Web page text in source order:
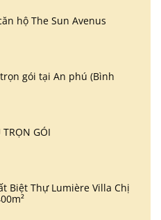
hộ The Sun Avenus
gói tại An phú (Bình
TRỌN GÓI
Biệt Thự Lumière Villa Chị